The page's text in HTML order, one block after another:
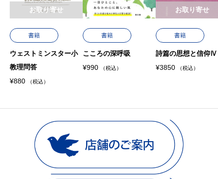
書籍
ウェストミンスター小
教理問答
¥880 （税込）
お取り寄せ
書籍
こころの深呼吸
¥990 （税込）
書籍
詩篇の思想と信仰Ⅳ
¥3850 （税込）
お取り寄せ